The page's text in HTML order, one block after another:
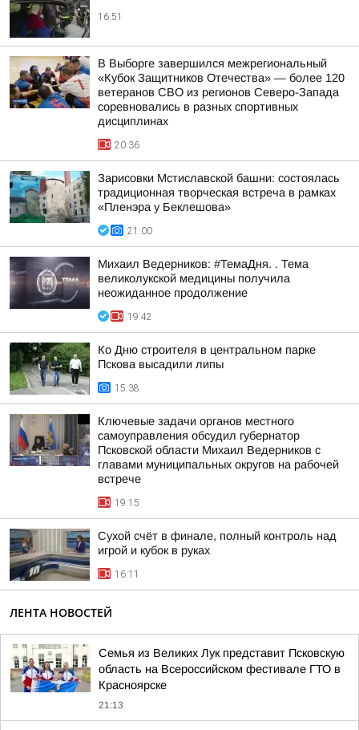
16:51
В Выборге завершился межрегиональный
«Кубок Защитников Отечества» — более 120
ветеранов СВО из регионов Северо-Запада
соревновались в разных спортивных
дисциплинах
20:36
Зарисовки Мстиславской башни: состоялась
традиционная творческая встреча в рамках
«Пленэра у Беклешова»
21:00
Михаил Ведерников: #ТемаДня. . Тема
великолукской медицины получила
неожиданное продолжение
19:42
Ко Дню строителя в центральном парке
Пскова высадили липы
15:38
Ключевые задачи органов местного
самоуправления обсудил губернатор
Псковской области Михаил Ведерников с
главами муниципальных округов на рабочей
встрече
19:15
Сухой счёт в финале, полный контроль над
игрой и кубок в руках
16:11
ЛЕНТА НОВОСТЕЙ
Семья из Великих Лук представит Псковскую
область на Всероссийском фестивале ГТО в
Красноярске
21:13